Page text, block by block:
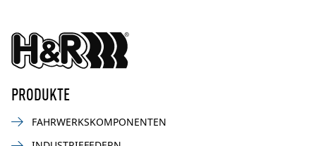
PRODUKTE
FAHRWERKSKOMPONENTEN